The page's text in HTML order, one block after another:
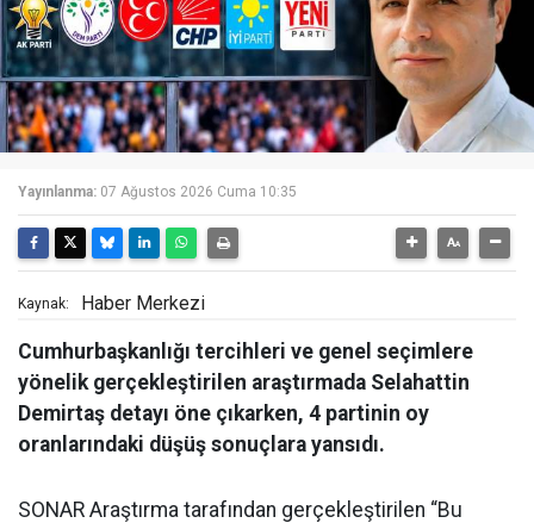
Yayınlanma: 07 Ağustos 2026 Cuma 10:35
Kaynak: Haber Merkezi
Cumhurbaşkanlığı tercihleri ve genel seçimlere
yönelik gerçekleştirilen araştırmada Selahattin
Demirtaş detayı öne çıkarken, 4 partinin oy
oranlarındaki düşüş sonuçlara yansıdı.
SONAR Araştırma tarafından gerçekleştirilen “Bu